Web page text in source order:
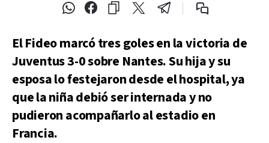
El Fideo marcó tres goles en la victoria de
Juventus 3-0 sobre Nantes. Su hija y su
esposa lo festejaron desde el hospital, ya
que la niña debió ser internada y no
pudieron acompañarlo al estadio en
Francia.